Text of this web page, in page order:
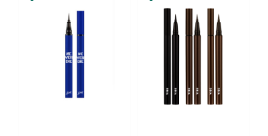
tuotteella
useampi
valinnat
tuotteen